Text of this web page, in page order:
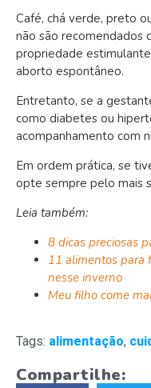
Café, chá verde, preto
não são recomendados
propriedade
aborto espontâneo.
Entretanto, se a
como diabetes ou
acompanhamento com
Em ordem prática, se
opte sempre pelo mais
Leia também:
8 dicas preciosas
11 alimentos para
nesse inverno
Meu filho come
Tags: alimentação,
Compartilhe: